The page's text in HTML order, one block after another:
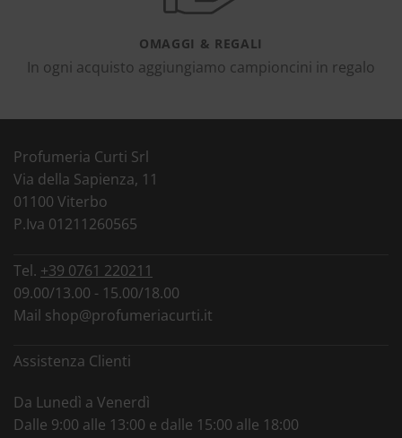
OMAGGI & REGALI
In ogni acquisto aggiungiamo campioncini in regalo
Profumeria Curti Srl
Via della Sapienza, 11
01100 Viterbo
P.Iva 01211260565
Tel. +39 0761 220211
09.00/13.00 - 15.00/18.00
Mail shop@profumeriacurti.it
Assistenza Clienti
Da Lunedì a Venerdì
Dalle 9:00 alle 13:00 e dalle 15:00 alle 18:00